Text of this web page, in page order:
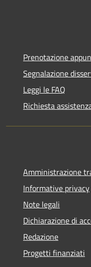
Prenotazione
Segnalazione
Leggi le FAQ
Richiesta
Amministrazione
Informative privacy
Note legali
Dichiarazione di
Redazione
Progetti finanziati